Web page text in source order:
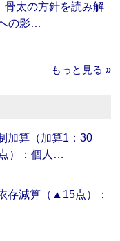
骨太の方針を読み解
の影…
もっと見る »
加算（加算1：30
）：個人…
存減算（▲15点）：